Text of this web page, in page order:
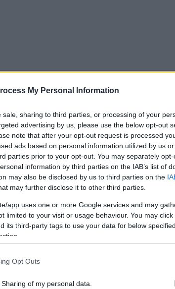
My Personal Information
sale, sharing to third parties, or processing of your
advertising by us, please use the below opt-out
note that after your opt-out request is processed
ads based on personal information utilized by us
parties prior to your opt-out. You may separately
information by third parties on the IAB’s list of
may also be disclosed by us to third parties on the
may further disclose it to other third parties.
app uses one or more Google services and may
limited to your visit or usage behaviour. You may
its third-party tags to use your data for below
Opt Outs
of my personal data.